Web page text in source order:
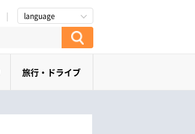
language
旅行・ドライブ